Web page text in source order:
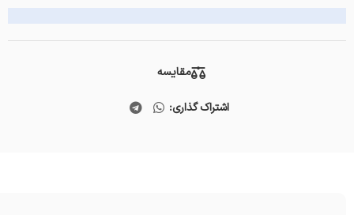
مقایسه
اشتراک گذاری: